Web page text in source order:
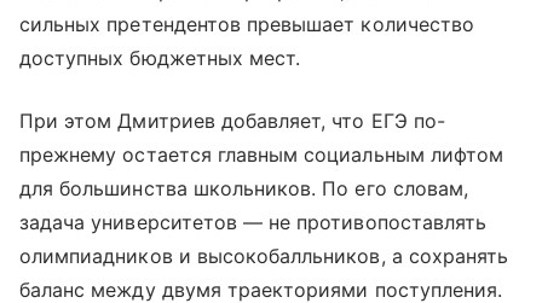
сильных претендентов превышает количество
доступных бюджетных мест.
При этом Дмитриев добавляет, что ЕГЭ по-
прежнему остается главным социальным лифтом
для большинства школьников. По его словам,
задача университетов — не противопоставлять
олимпиадников и высокобалльников, а сохранять
баланс между двумя траекториями поступления.